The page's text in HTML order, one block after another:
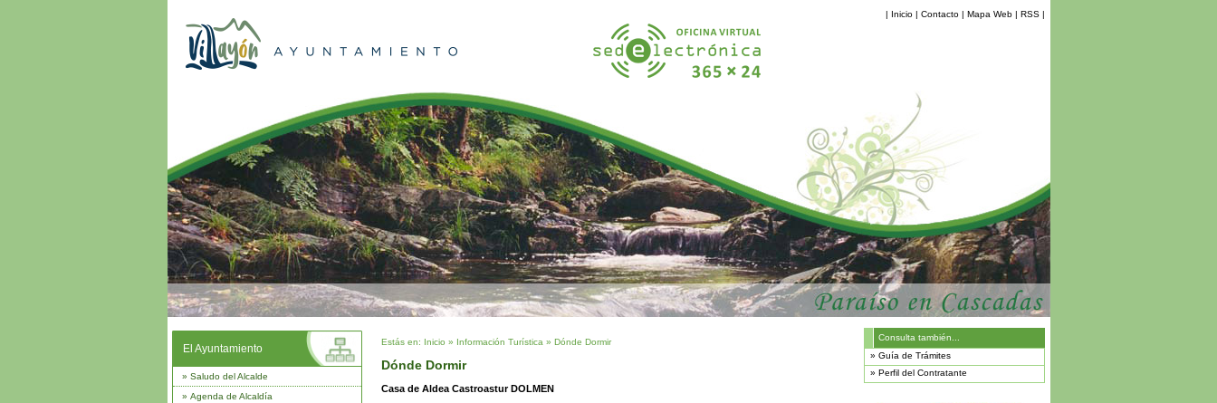
| Inicio |Contacto |Mapa Web |RSS |
El Ayuntamiento
» Saludo del Alcalde
» Agenda de Alcaldía
Estás en: Inicio » Información Turística »Dónde Dormir
Dónde Dormir
Casa de Aldea Castroastur DOLMEN
Consulta también...
» Guía de Trámites
» Perfil del Contratante